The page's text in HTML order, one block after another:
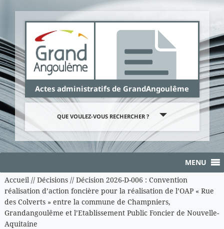
Actes administratifs de GrandAngoulême
QUE VOULEZ-VOUS RECHERCHER ?
MENU
Accueil// Décisions// Décision 2026-D-006 : Convention
réalisation d’action foncière pour la réalisation de l’OAP « Rue
des Colverts » entre la commune de Champniers,
Grandangoulême et l’Etablissement Public Foncier de Nouvelle-
Aquitaine
Panneau de gestion des cookies